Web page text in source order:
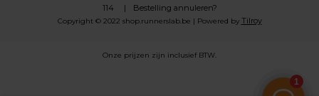
114
Bestelling annuleren?
Copyright © 2022 shop.runnerslab.be | Powered by Tilroy
Onze prijzen zijn inclusief BTW.